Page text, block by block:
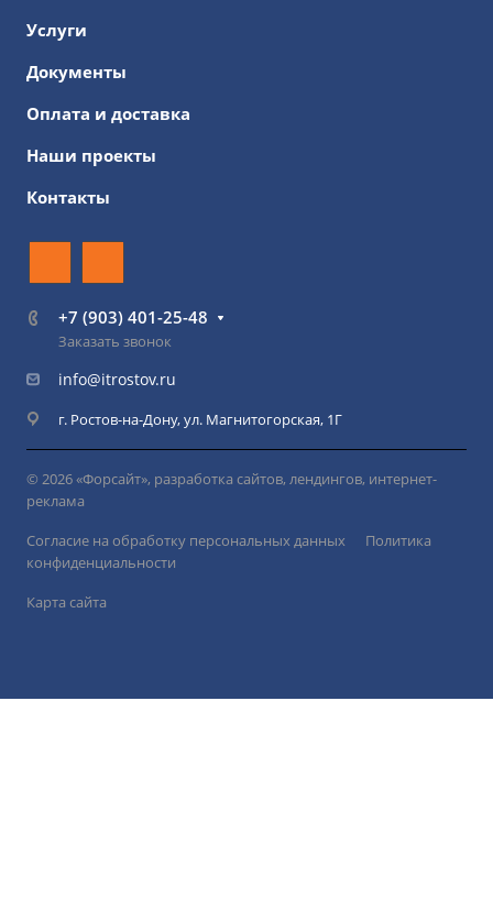
Услуги
Документы
Оплата и доставка
Наши проекты
Контакты
+7 (903) 401-25-48
Заказать звонок
info@itrostov.ru
г. Ростов-на-Дону, ул. Магнитогорская, 1Г
© 2026 «Форсайт», разработка сайтов, лендингов, интернет-
реклама
Согласие на обработку персональных данных
Политика
конфиденциальности
Карта сайта